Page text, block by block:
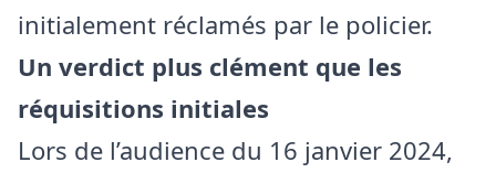
initialement réclamés par le policier.
Un verdict plus clément que les
réquisitions initiales
Lors de l’audience du 16 janvier 2024,